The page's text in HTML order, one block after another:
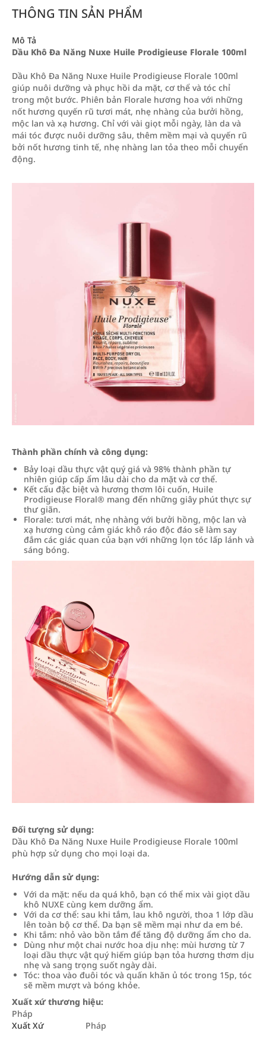
THÔNG TIN SẢN PHẨM
Mô Tả
Dầu Khô Đa Năng Nuxe Huile Prodigieuse Florale 100ml
Dầu Khô Đa Năng Nuxe Huile Prodigieuse Florale 100ml
giúp nuôi dưỡng và phục hồi da mặt, cơ thể và tóc chỉ
trong một bước. Phiên bản Florale hương hoa với những
nốt hương quyến rũ tươi mát, nhẹ nhàng của bưởi hồng,
mộc lan và xạ hương. Chỉ với vài giọt mỗi ngày, làn da và
mái tóc được nuôi dưỡng sâu, thêm mềm mại và quyến rũ
bởi nốt hương tinh tế, nhẹ nhàng lan tỏa theo mỗi chuyển
động.
Thành phần chính và công dụng:
Bảy loại dầu thực vật quý giá và 98% thành phần tự
nhiên giúp cấp ẩm lâu dài cho da mặt và cơ thể.
Kết cấu đặc biệt và hương thơm lôi cuốn, Huile
Prodigieuse Floral® mang đến những giây phút thực sự
thư giãn.
Florale: tươi mát, nhẹ nhàng với bưởi hồng, mộc lan và
xạ hương cùng cảm giác khô ráo độc đáo sẽ làm say
đắm các giác quan của bạn với những lọn tóc lấp lánh và
sáng bóng.
Đối tượng sử dụng:
Dầu Khô Đa Năng Nuxe Huile Prodigieuse Florale 100ml
phù hợp sử dụng cho mọi loại da.
Hướng dẫn sử dụng:
Với da mặt: nếu da quá khô, bạn có thể mix vài giọt dầu
khô NUXE cùng kem dưỡng ẩm.
Với da cơ thể: sau khi tắm, lau khô người, thoa 1 lớp dầu
lên toàn bộ cơ thể. Da bạn sẽ mềm mại như da em bé.
Khi tắm: nhỏ vào bồn tắm để tăng độ dưỡng ẩm cho da.
Dùng như một chai nước hoa dịu nhẹ: mùi hương từ 7
loại dầu thực vật quý hiếm giúp bạn tỏa hương thơm dịu
nhẹ và sang trọng suốt ngày dài.
Tóc: thoa vào đuôi tóc và quấn khăn ủ tóc trong 15p, tóc
sẽ mềm mượt và bóng khỏe.
Xuất xứ thương hiệu:
Pháp
Xuất Xứ
Pháp